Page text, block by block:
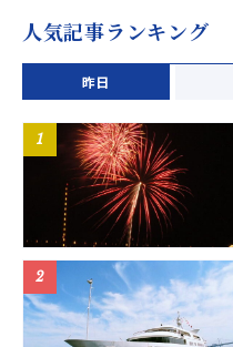
人気記事ランキング
昨日